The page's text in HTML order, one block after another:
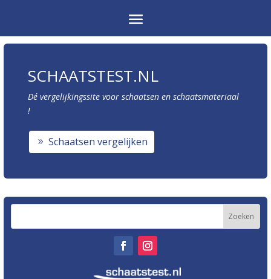
SCHAATSTEST.NL
Dé vergelijkingssite voor schaatsen en schaatsmateriaal
!
Schaatsen vergelijken